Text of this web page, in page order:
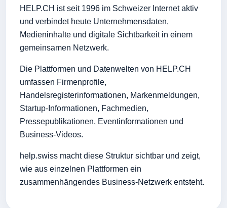
HELP.CH ist seit 1996 im Schweizer Internet aktiv
und verbindet heute Unternehmensdaten,
Medieninhalte und digitale Sichtbarkeit in einem
gemeinsamen Netzwerk.
Die Plattformen und Datenwelten von HELP.CH
umfassen Firmenprofile,
Handelsregisterinformationen, Markenmeldungen,
Startup-Informationen, Fachmedien,
Pressepublikationen, Eventinformationen und
Business-Videos.
help.swiss macht diese Struktur sichtbar und zeigt,
wie aus einzelnen Plattformen ein
zusammenhängendes Business-Netzwerk entsteht.